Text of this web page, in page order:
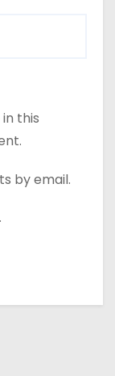
this
by email.